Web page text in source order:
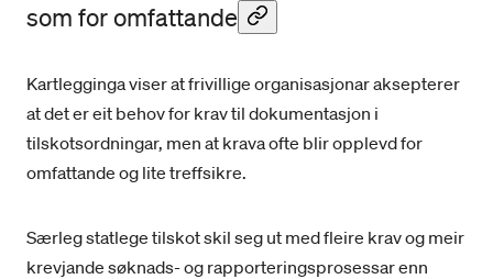
som for omfattande
Kartlegginga viser at frivillige organisasjonar aksepterer
at det er eit behov for krav til dokumentasjon i
tilskotsordningar, men at krava ofte blir opplevd for
omfattande og lite treffsikre.
Særleg statlege tilskot skil seg ut med fleire krav og meir
krevjande søknads- og rapporteringsprosessar enn